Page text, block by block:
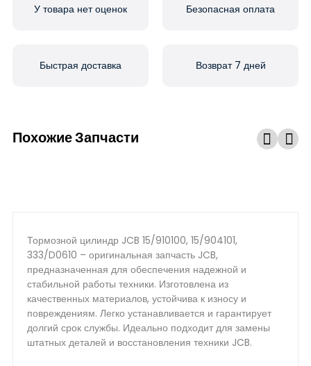
У товара нет оценок Безопасная оплата
Быстрая доставка Возврат 7 дней
Похожие Запчасти
Тормозной цилиндр JCB 15/910100, 15/904101,
333/D0610 – оригинальная запчасть JCB,
предназначенная для обеспечения надежной и
стабильной работы техники. Изготовлена из
качественных материалов, устойчива к износу и
повреждениям. Легко устанавливается и гарантирует
долгий срок службы. Идеально подходит для замены
штатных деталей и восстановления техники JCB.